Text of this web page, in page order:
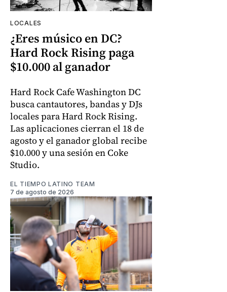
LOCALES
¿Eres músico en DC?
Hard Rock Rising paga
$10.000 al ganador
Hard Rock Cafe Washington DC
busca cantautores, bandas y DJs
locales para Hard Rock Rising.
Las aplicaciones cierran el 18 de
agosto y el ganador global recibe
$10.000 y una sesión en Coke
Studio.
EL TIEMPO LATINO TEAM
7 de agosto de 2026